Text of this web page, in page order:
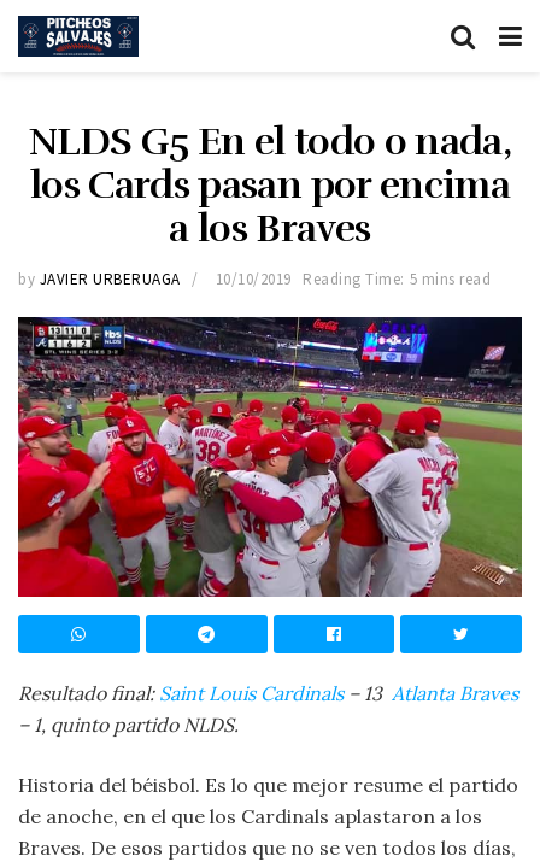
NLDS G5 En el todo o nada,
los Cards pasan por encima
a los Braves
by JAVIER URBERUAGA 10/10/2019 Reading Time: 5 mins read
Resultado final: Saint Louis Cardinals– 13 Atlanta Braves
– 1, quinto partido NLDS.
Historia del béisbol. Es lo que mejor resume el partido
de anoche, en el que los Cardinals aplastaron a los
Braves. De esos partidos que no se ven todos los días,